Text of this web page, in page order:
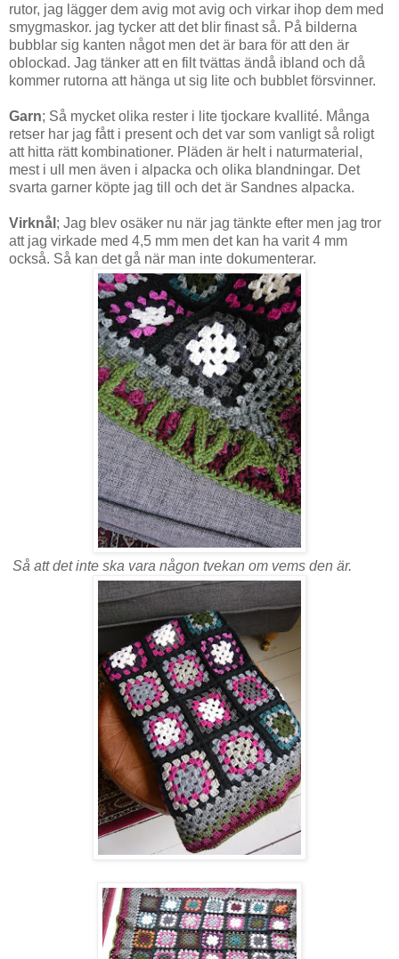
rutor, jag lägger dem avig mot avig och virkar ihop dem med
smygmaskor. jag tycker att det blir finast så. På bilderna
bubblar sig kanten något men det är bara för att den är
oblockad. Jag tänker att en filt tvättas ändå ibland och då
kommer rutorna att hänga ut sig lite och bubblet försvinner.
Garn; Så mycket olika rester i lite tjockare kvallité. Många
retser har jag fått i present och det var som vanligt så roligt
att hitta rätt kombinationer. Pläden är helt i naturmaterial,
mest i ull men även i alpacka och olika blandningar. Det
svarta garner köpte jag till och det är Sandnes alpacka.
Virknål ; Jag blev osäker nu när jag tänkte efter men jag tror
att jag virkade med 4,5 mm men det kan ha varit 4 mm
också. Så kan det gå när man inte dokumenterar.
Så att det inte ska vara någon tvekan om vems den är.